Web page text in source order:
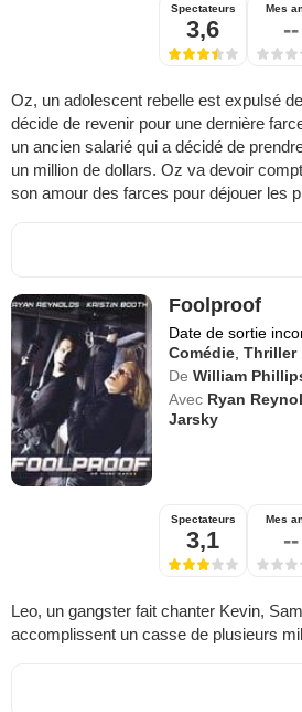
Spectateurs
3,6
Mes
--
Oz, un adolescent rebelle est expulsé
décide de revenir pour une dernière
un ancien salarié qui a décidé de
un million de dollars. Oz va devoir
son amour des farces pour déjouer les
Foolproof
Date de sortie
Comédie ,Thriller
De William
Avec Ryan
Jarsky
Spectateurs
3,1
Mes
--
Leo, un gangster fait chanter Kevin,
accomplissent un casse de plusieurs